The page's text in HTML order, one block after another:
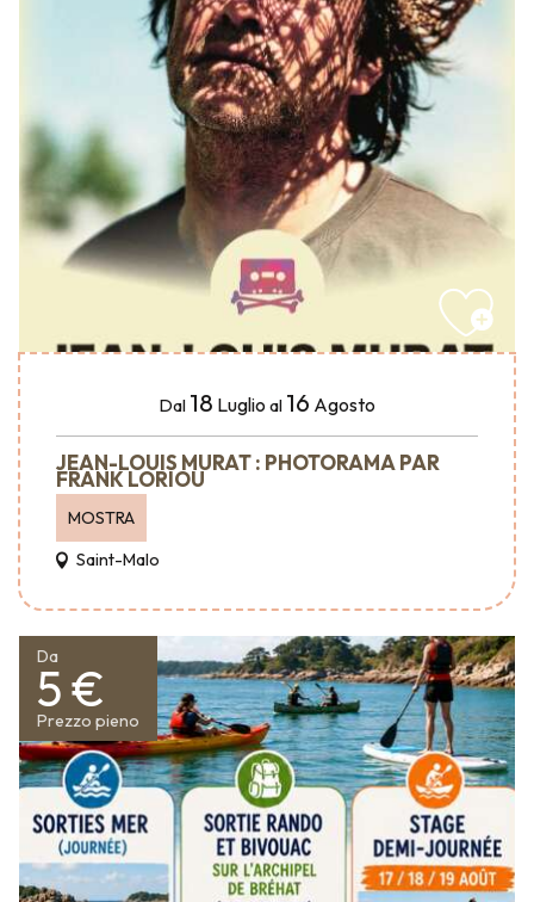
Dal 18 Luglio al 16 Agosto
JEAN-LOUIS MURAT : PHOTORAMA PAR
FRANK LORIOU
MOSTRA
Saint-Malo
Da
5 €
Prezzo pieno